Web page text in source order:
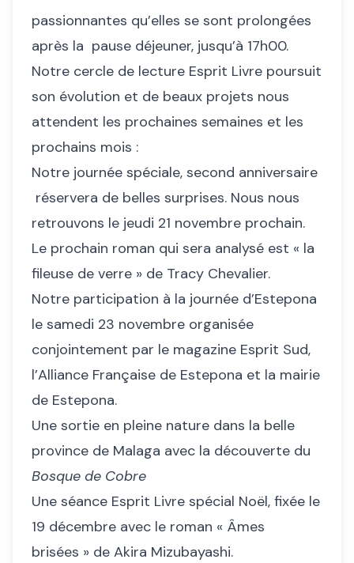
passionnantes qu’elles se sont prolongées
après la pause déjeuner, jusqu’à 17h00.
Notre cercle de lecture Esprit Livre poursuit
son évolution et de beaux projets nous
attendent les prochaines semaines et les
prochains mois :
Notre journée spéciale, second anniversaire
réservera de belles surprises. Nous nous
retrouvons le jeudi 21 novembre prochain.
Le prochain roman qui sera analysé est « la
fileuse de verre » de Tracy Chevalier.
Notre participation à la journée d’Estepona
le samedi 23 novembre organisée
conjointement par le magazine Esprit Sud,
l’Alliance Française de Estepona et la mairie
de Estepona.
Une sortie en pleine nature dans la belle
province de Malaga avec la découverte du
Bosque de Cobre
Une séance Esprit Livre spécial Noël, fixée le
19 décembre avec le roman « Âmes
brisées » de Akira Mizubayashi.